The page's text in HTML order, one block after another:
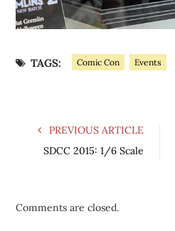
TAGS: Comic Con Events
PREVIOUS ARTICLE
SDCC 2015: 1/6 Scale
Comments are closed.